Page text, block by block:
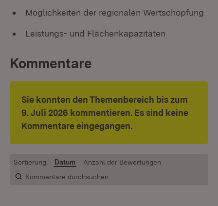
Möglichkeiten der regionalen Wertschöpfung
Leistungs- und Flächenkapazitäten
Kommentare
Sie konnten den Themenbereich bis zum
9. Juli 2026 kommentieren. Es sind keine
Kommentare eingegangen.
Kommentare durchsuchen
Sortierung: Datum Anzahl der Bewertungen